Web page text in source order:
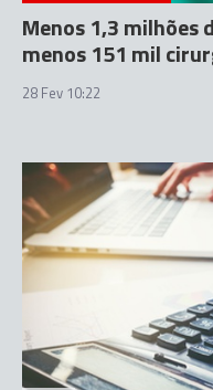
Menos 1,3 milhões
menos 151 mil
28 Fev 10:22